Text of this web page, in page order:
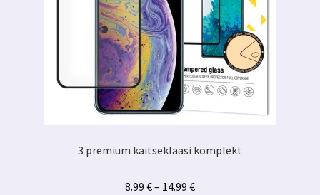
3 premium kaitseklaasi komplekt
8.99 €– 14.99 €Hinnavahemik: